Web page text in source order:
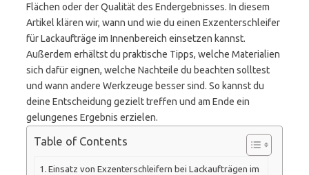
Flächen oder der Qualität des Endergebnisses. In diesem
Artikel klären wir, wann und wie du einen Exzenterschleifer
für Lackaufträge im Innenbereich einsetzen kannst.
Außerdem erhältst du praktische Tipps, welche Materialien
sich dafür eignen, welche Nachteile du beachten solltest
und wann andere Werkzeuge besser sind. So kannst du
deine Entscheidung gezielt treffen und am Ende ein
gelungenes Ergebnis erzielen.
Table of Contents
Einsatz von Exzenterschleifern bei Lackaufträgen im